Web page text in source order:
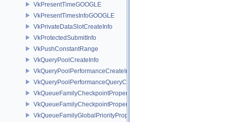
VkPresentTimeGOOGLE
VkPresentTimesInfoGOOGLE
VkPrivateDataSlotCreateInfo
VkProtectedSubmitInfo
VkPushConstantRange
VkQueryPoolCreateInfo
VkQueryPoolPerformanceCreateInfoKHR
VkQueryPoolPerformanceQueryCreateInfoINTEL
VkQueueFamilyCheckpointProperties2NV
VkQueueFamilyCheckpointPropertiesNV
VkQueueFamilyGlobalPriorityPropertiesKHR